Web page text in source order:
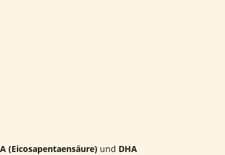
(Eicosapentaensäure)und DHA